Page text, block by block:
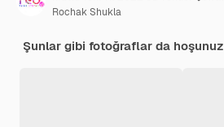
Rochak Shukla
Şunlar gibi fotoğraflar da